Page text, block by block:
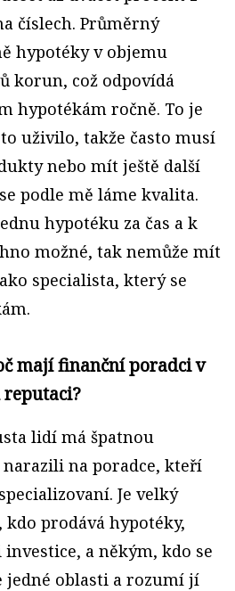
číslech. Průměrný
hypotéky v objemu
korun, což odpovídá
hypotékám ročně. To je
uživilo, takže často musí
nebo mít ještě další
podle mě láme kvalita.
hypotéku za čas a k
možné, tak nemůže mít
specialista, který se
mají finanční poradci v
reputaci?
lidí má špatnou
na poradce, kteří
Je velký
prodává hypotéky,
a někým, kdo se
jedné oblasti a rozumí jí